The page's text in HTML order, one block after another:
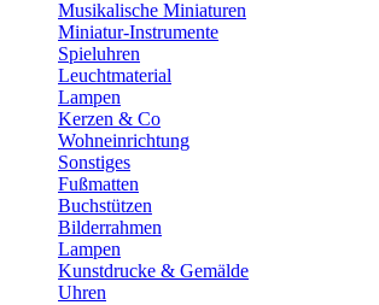
Musikalische Miniaturen
Miniatur-Instrumente
Spieluhren
Leuchtmaterial
Lampen
Kerzen & Co
Wohneinrichtung
Sonstiges
Fußmatten
Buchstützen
Bilderrahmen
Lampen
Kunstdrucke & Gemälde
Uhren